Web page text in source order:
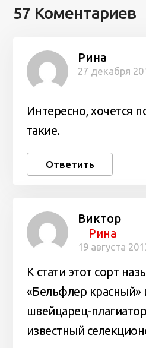
57 Коментариев
Рина
27 декабря
Интересно, хочется
такие.
Ответить
Виктор
Рина
19 августа
К стати этот сорт
«Бельфлер красный»
швейцарец-
известный